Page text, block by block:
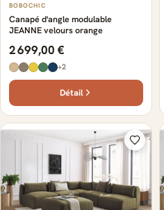
BOBOCHIC
Canapé d'angle modulable
JEANNE velours orange
2 699,00 €
+2
Détail